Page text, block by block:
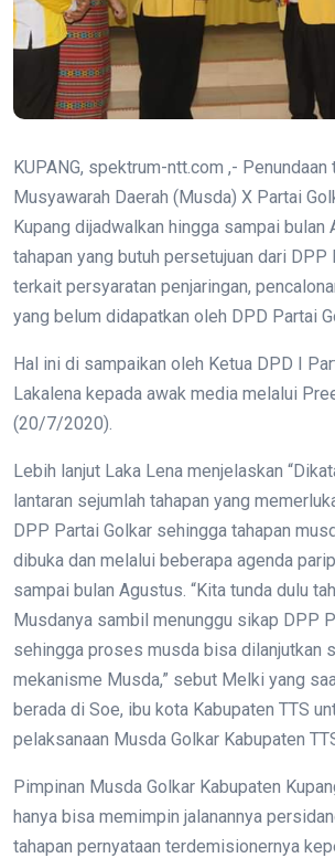
KUPANG, spektrum-ntt.com ,- Penundaan
Musyawarah Daerah (Musda) X Partai
Kupang dijadwalkan hingga sampai bulan
tahapan yang butuh persetujuan dari DPP
terkait persyaratan penjaringan,
yang belum didapatkan oleh DPD Partai
Hal ini di sampaikan oleh Ketua DPD I
Lakalena kepada awak media melalui
(20/7/2020).
Lebih lanjut Laka Lena menjelaskan
lantaran sejumlah tahapan yang
DPP Partai Golkar sehingga tahapan
dibuka dan melalui beberapa agenda
sampai bulan Agustus. “Kita tunda dulu
Musdanya sambil menunggu sikap DPP
sehingga proses musda bisa dilanjutkan
mekanisme Musda,” sebut Melki yang
berada di Soe, ibu kota Kabupaten TTS
pelaksanaan Musda Golkar Kabupaten
Pimpinan Musda Golkar Kabupaten
hanya bisa memimpin jalanannya
tahapan pernyataan terdemisionernya